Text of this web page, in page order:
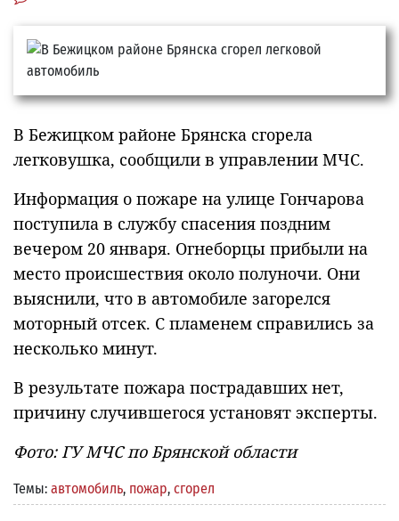
В Бежицком районе Брянска сгорела
легковушка, сообщили в управлении МЧС.
Информация о пожаре на улице Гончарова
поступила в службу спасения поздним
вечером 20 января. Огнеборцы прибыли на
место происшествия около полуночи. Они
выяснили, что в автомобиле загорелся
моторный отсек. С пламенем справились за
несколько минут.
В результате пожара пострадавших нет,
причину случившегося установят эксперты.
Фото: ГУ МЧС по Брянской области
Темы: автомобиль, пожар, сгорел